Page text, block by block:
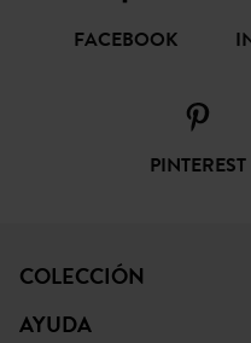
FACEBOOK
PINTEREST
COLECCIÓN
AYUDA